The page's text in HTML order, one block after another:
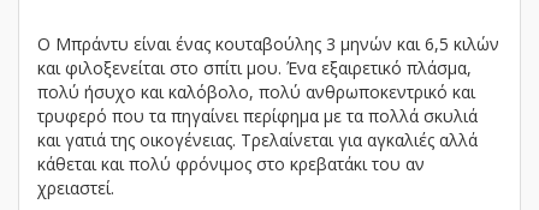
Ο Μπράντυ είναι ένας κουταβούλης 3 μηνών και 6,5 κιλών
και φιλοξενείται στο σπίτι μου. Ένα εξαιρετικό πλάσμα,
πολύ ήσυχο και καλόβολο, πολύ ανθρωποκεντρικό και
τρυφερό που τα πηγαίνει περίφημα με τα πολλά σκυλιά
και γατιά της οικογένειας. Τρελαίνεται για αγκαλιές αλλά
κάθεται και πολύ φρόνιμος στο κρεβατάκι του αν
χρειαστεί.